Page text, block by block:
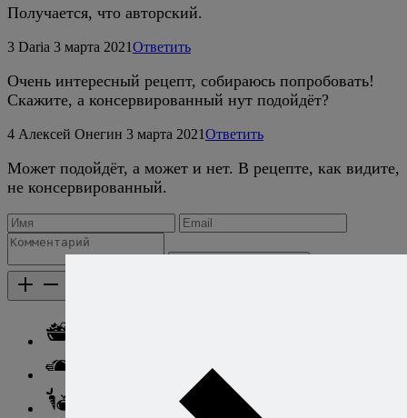
Получается, что авторский.
3 Daria 3 марта 2021Ответить
Очень интересный рецепт, собираюсь попробовать!
Скажите, а консервированный нут подойдёт?
4 Алексей Онегин 3 марта 2021Ответить
Может подойдёт, а может и нет. В рецепте, как видите,
не консервированный.
Блюда из овощей